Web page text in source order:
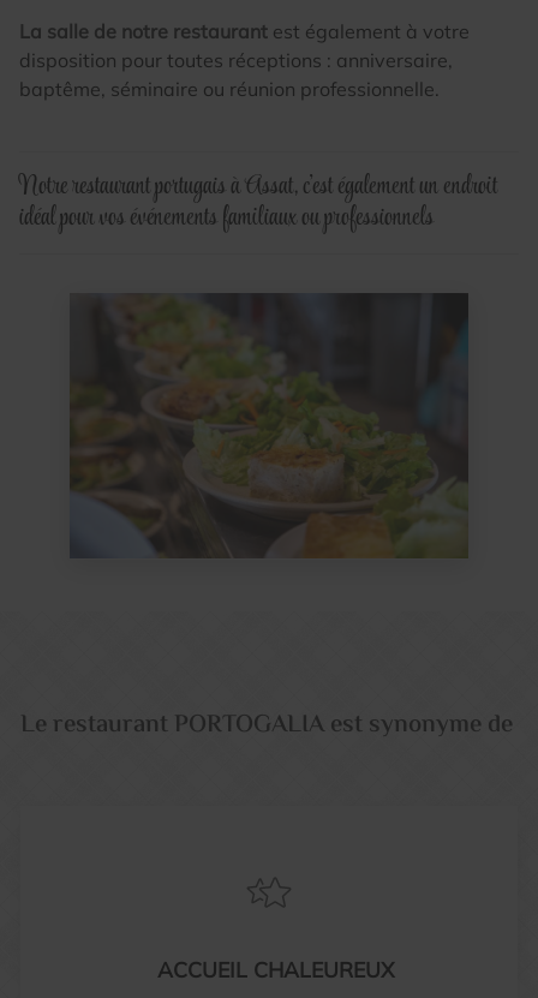
LUN - VEN
19h - 22h
08h - 14h
La salle de notre restaurant est également à votre
disposition pour toutes réceptions : anniversaire,
baptême, séminaire ou réunion professionnelle.
Notre restaurant portugais à Assat, c’est également un endroit
idéal pour vos événements familiaux ou professionnels
Le restaurant PORTOGALIA est synonyme de
ACCUEIL CHALEUREUX